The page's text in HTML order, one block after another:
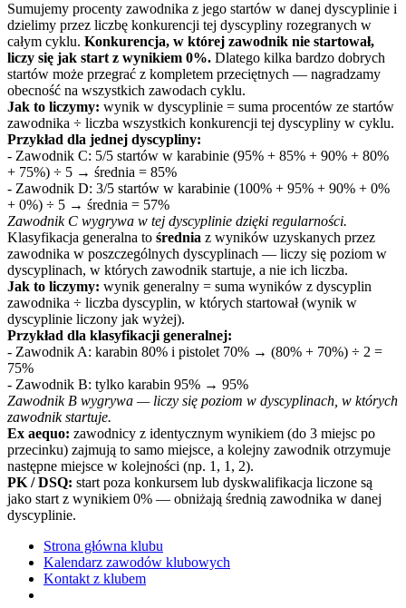
Sumujemy procenty zawodnika z jego startów w danej dyscyplinie i
dzielimy przez liczbę konkurencji tej dyscypliny rozegranych w
całym cyklu. Konkurencja, w której zawodnik nie startował,
liczy się jak start z wynikiem 0%. Dlatego kilka bardzo dobrych
startów może przegrać z kompletem przeciętnych — nagradzamy
obecność na wszystkich zawodach cyklu.
Jak to liczymy: wynik w dyscyplinie = suma procentów ze startów
zawodnika ÷ liczba wszystkich konkurencji tej dyscypliny w cyklu.
Przykład dla jednej dyscypliny:
- Zawodnik C: 5/5 startów w karabinie (95% + 85% + 90% + 80%
+ 75%) ÷ 5 → średnia = 85%
- Zawodnik D: 3/5 startów w karabinie (100% + 95% + 90% + 0%
+ 0%) ÷ 5 → średnia = 57%
Zawodnik C wygrywa w tej dyscyplinie dzięki regularności.
Klasyfikacja generalna to średnia z wyników uzyskanych przez
zawodnika w poszczególnych dyscyplinach — liczy się poziom w
dyscyplinach, w których zawodnik startuje, a nie ich liczba.
Jak to liczymy: wynik generalny = suma wyników z dyscyplin
zawodnika ÷ liczba dyscyplin, w których startował (wynik w
dyscyplinie liczony jak wyżej).
Przykład dla klasyfikacji generalnej:
- Zawodnik A: karabin 80% i pistolet 70% → (80% + 70%) ÷ 2 =
75%
- Zawodnik B: tylko karabin 95% → 95%
Zawodnik B wygrywa — liczy się poziom w dyscyplinach, w których
zawodnik startuje.
Ex aequo: zawodnicy z identycznym wynikiem (do 3 miejsc po
przecinku) zajmują to samo miejsce, a kolejny zawodnik otrzymuje
następne miejsce w kolejności (np. 1, 1, 2).
PK / DSQ: start poza konkursem lub dyskwalifikacja liczone są
jako start z wynikiem 0% — obniżają średnią zawodnika w danej
dyscyplinie.
Strona główna klubu
Kalendarz zawodów klubowych
Kontakt z klubem